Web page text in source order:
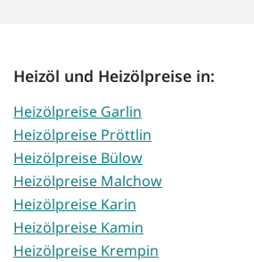
Heizöl und Heizölpreise in:
Heizölpreise Garlin
Heizölpreise Pröttlin
Heizölpreise Bülow
Heizölpreise Malchow
Heizölpreise Karin
Heizölpreise Kamin
Heizölpreise Krempin